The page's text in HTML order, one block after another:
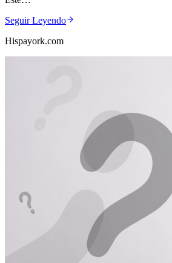
Seguir Leyendo
Hispayork.com